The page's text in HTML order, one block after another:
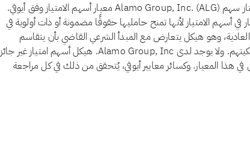
نعم، اعتبارًا من أغسطس 2026، يجتاز سهم Alamo Group, Inc. (ALG) معيار أسهم الامتياز وفق أيوفي.
الشرعي رقم 21 الاستثمار في أسهم الامتياز لأنها تمنح حامليها حقوقًا مضمونة أو ذات أولوية في
وهو هيكل يتعارض مع المبدأ الشرعي القاضي بأن يتقاسم
المستثمرون الربح والخسارة بنسبة ملكيتهم. ولا يوجد لدى Alamo Group, Inc. هيكل أسهم امتياز غير جائز
هذا المعيار. وكسائر معايير أيوفي، يُتحقق من ذلك في كل مراجعة